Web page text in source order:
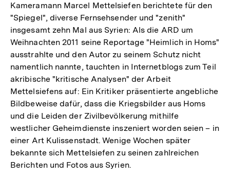
Kameramann Marcel Mettelsiefen berichtete für den
"Spiegel", diverse Fernsehsender und "zenith"
insgesamt zehn Mal aus Syrien: Als die ARD um
Weihnachten 2011 seine Reportage "Heimlich in Homs"
ausstrahlte und den Autor zu seinem Schutz nicht
namentlich nannte, tauchten in Internetblogs zum Teil
akribische "kritische Analysen" der Arbeit
Mettelsiefens auf: Ein Kritiker präsentierte angebliche
Bildbeweise dafür, dass die Kriegsbilder aus Homs
und die Leiden der Zivilbevölkerung mithilfe
westlicher Geheimdienste inszeniert worden seien – in
einer Art Kulissenstadt. Wenige Wochen später
bekannte sich Mettelsiefen zu seinen zahlreichen
Berichten und Fotos aus Syrien.